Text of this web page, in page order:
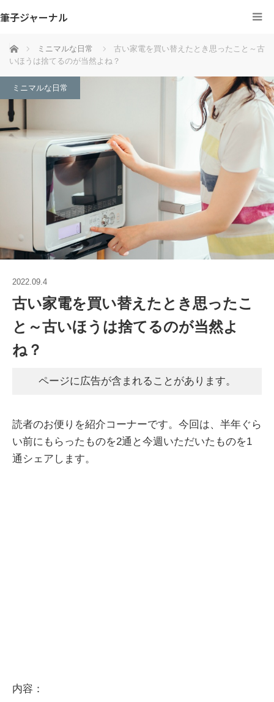
筆子ジャーナル
ホーム ミニマルな日常
古い家電を買い替えたとき思ったこと～古
いほうは捨てるのが当然よね？
ミニマルな日常
2022.09.4
古い家電を買い替えたとき思ったこ
と～古いほうは捨てるのが当然よ
ね？
ページに広告が含まれることがあります。
読者のお便りを紹介コーナーです。今回は、半年ぐら
い前にもらったものを2通と今週いただいたものを1
通シェアします。
内容：